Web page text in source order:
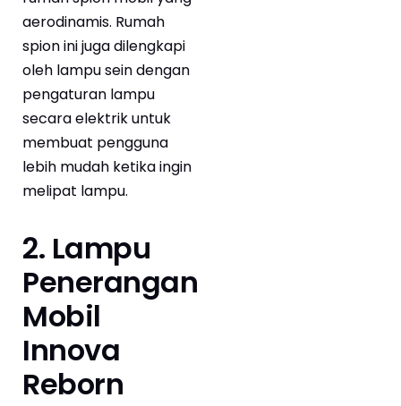
aerodinamis. Rumah
spion ini juga dilengkapi
oleh lampu sein dengan
pengaturan lampu
secara elektrik untuk
membuat pengguna
lebih mudah ketika ingin
melipat lampu.
2. Lampu
Penerangan
Mobil
Innova
Reborn